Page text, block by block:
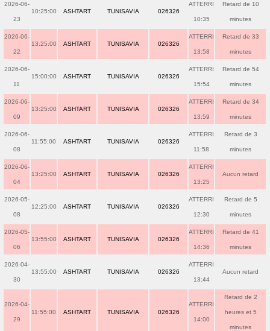
2026-06-
23
10:25:00 ASHTART TUNISAVIA 026326
ATTERRI
10:35
Retard de 10
minutes
2026-06-
22
13:25:00 ASHTART TUNISAVIA 026326
ATTERRI
13:58
Retard de 33
minutes
2026-06-
11
15:00:00 ASHTART TUNISAVIA 026326
ATTERRI
15:54
Retard de 54
minutes
2026-06-
09
13:25:00 ASHTART TUNISAVIA 026326
ATTERRI
13:59
Retard de 34
minutes
2026-06-
08
11:55:00 ASHTART TUNISAVIA 026326
ATTERRI
11:58
Retard de 3
minutes
2026-06-
04
13:25:00 ASHTART TUNISAVIA 026326
ATTERRI
13:25
Aucun retard
2026-05-
08
12:25:00 ASHTART TUNISAVIA 026326
ATTERRI
12:30
Retard de 5
minutes
2026-05-
06
13:55:00 ASHTART TUNISAVIA 026326
ATTERRI
14:36
Retard de 41
minutes
2026-04-
30
13:55:00 ASHTART TUNISAVIA 026326
ATTERRI
13:44
Aucun retard
2026-04-
29
11:55:00 ASHTART TUNISAVIA 026326
ATTERRI
14:00
Retard de 2
heures et 5
minutes